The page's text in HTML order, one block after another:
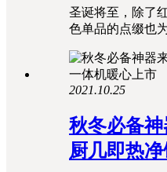
圣诞将至，除了
色单品的点缀也
2021.10.25
秋冬必备
厨几即热